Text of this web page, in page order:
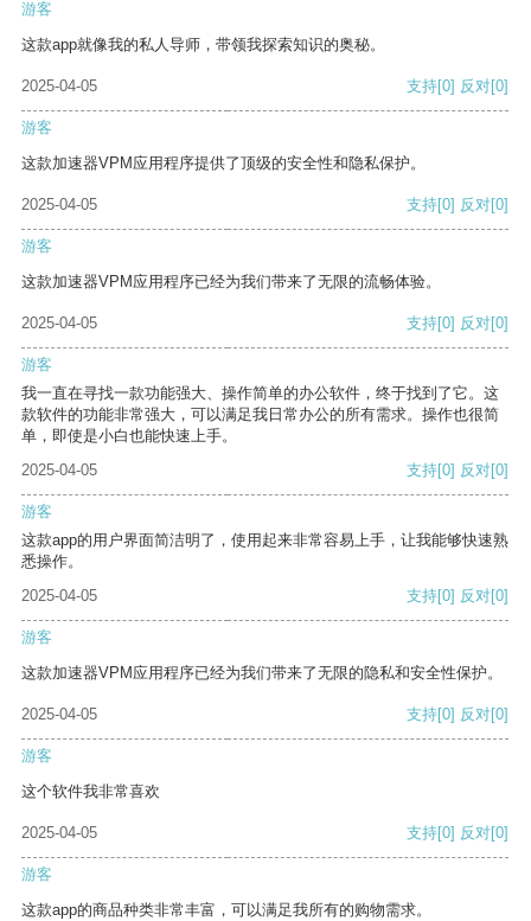
游客
这款app就像我的私人导师，带领我探索知识的奥秘。
2025-04-05 支持[0] 反对[0]
游客
这款加速器VPM应用程序提供了顶级的安全性和隐私保护。
2025-04-05 支持[0] 反对[0]
游客
这款加速器VPM应用程序已经为我们带来了无限的流畅体验。
2025-04-05 支持[0] 反对[0]
游客
我一直在寻找一款功能强大、操作简单的办公软件，终于找到了它。这
款软件的功能非常强大，可以满足我日常办公的所有需求。操作也很简
单，即使是小白也能快速上手。
2025-04-05
支持[0] 反对[0]
游客
这款app的用户界面简洁明了，使用起来非常容易上手，让我能够快速熟
悉操作。
2025-04-05
支持[0] 反对[0]
游客
这款加速器VPM应用程序已经为我们带来了无限的隐私和安全性保护。
2025-04-05 支持[0] 反对[0]
游客
这个软件我非常喜欢
2025-04-05 支持[0] 反对[0]
游客
这款app的商品种类非常丰富，可以满足我所有的购物需求。